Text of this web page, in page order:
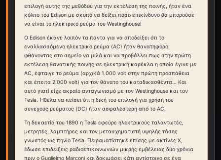
επιλογή αυτής της μεθόδου για την εκτέλεση της ποινής, ήταν ένα
κόλπο του Edison με σκοπό να δείξει πόσο επικίνδυνο θα μπορούσε
να είναι το ηλεκτρικό ρεύμα του Westinghouse!
Ο Edison έκανε λοιπόν τα πάντα για να αποδείξει ότι το
εναλλασσόμενο ηλεκτρικό ρεύμα (AC) ήταν θανατηφόρο,
φθάνοντας στο σημείο να μιλά και να προβάλλει πως στην πρώτη
εκτέλεση θανατικής ποινής σε ηλεκτρική καρέκλα η οποία έγινε με
AC, έφταιγε το ρεύμα (αρχικά 1.000 volt στην πρώτη προσπάθεια
και έπειτα 2.000 volt) για τον θάνατο του καταδικασθέντα… Και
αυτό γιατί είχε ακραίο ανταγωνισμό με τον Westinghouse και τον
Tesla. Ήθελα να πείσει ότι η δική του επιλογή για χρήση του
συνεχούς ρεύματος (DC) ήταν ασφαλέστερη από το AC.
Τη δεκαετία του 1890 η Tesla εφεύρε ηλεκτρικούς ταλαντωτές,
μετρητές, λαμπτήρες και τον μετασχηματιστή υψηλής τάσης
γνωστός ως πηνίο Tesla. Πειραματίστηκε επίσης με ακτίνες Χ,
έδωσε επιδείξεις ραδιοεπικοινωνιών μικρής εμβέλειας δύο χρόνια
πριν ο Guglielmo Marconi και δοκιμάσει κάτι αντίστοιχο σε ένα